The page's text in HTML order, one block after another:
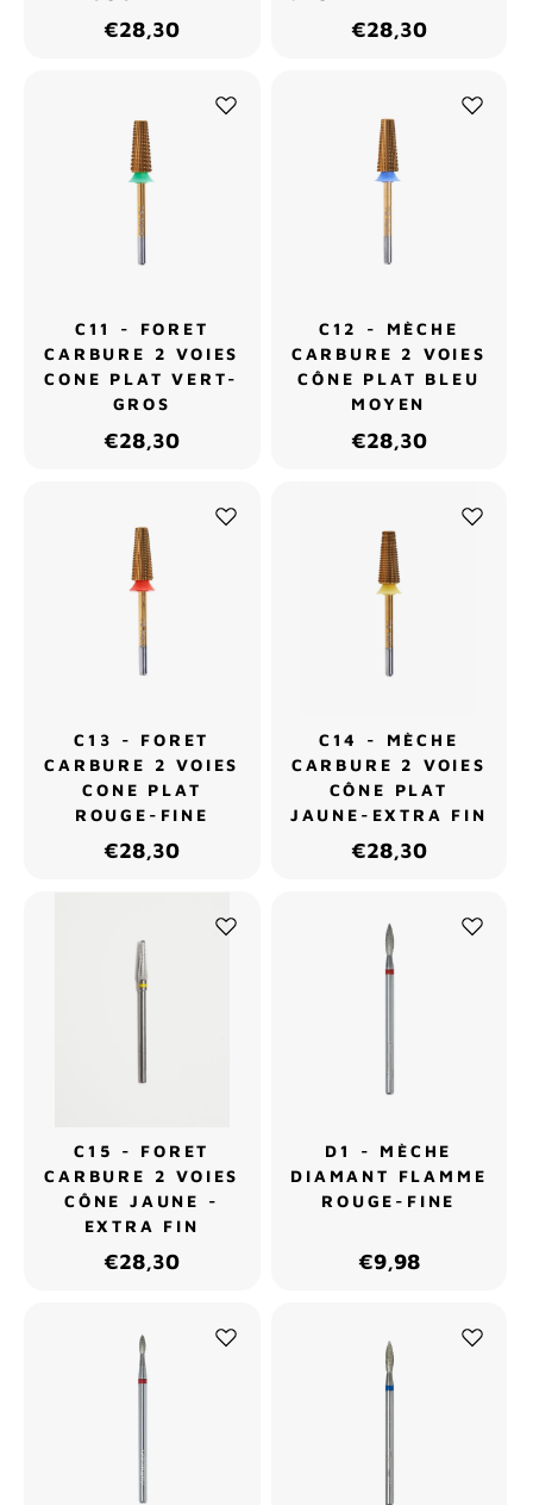
€28,30 €28,30
C11 - FORET
CARBURE 2 VOIES
CONE PLAT VERT-
GROS
€28,30
C12 - MÈCHE
CARBURE 2 VOIES
CÔNE PLAT BLEU
MOYEN
€28,30
C13 - FORET
CARBURE 2 VOIES
CONE PLAT
ROUGE-FINE
€28,30
C14 - MÈCHE
CARBURE 2 VOIES
CÔNE PLAT
JAUNE-EXTRA FIN
€28,30
C15 - FORET
CARBURE 2 VOIES
CÔNE JAUNE -
EXTRA FIN
€28,30
D1 - MÈCHE
DIAMANT FLAMME
ROUGE-FINE
€9,98